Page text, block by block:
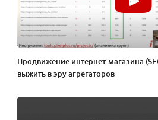
Продвижение интернет-магазина
выжить в эру агрегаторов